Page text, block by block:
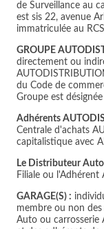
de Surveillance au
est sis 22, avenue
immatriculée au
GROUPE
directement ou
du Code de
Groupe est
Adhérents
Centrale d'achats
capitalistique avec
Le Distributeur
Filiale ou l'Adhérent
GARAGE(S) :
membre ou non
Auto ou carrosserie